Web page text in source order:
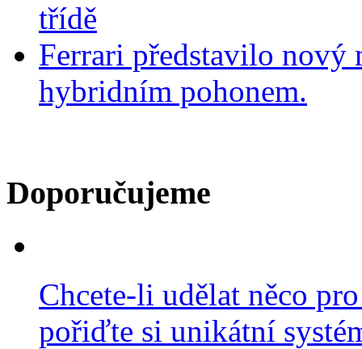
třídě
Ferrari představilo nový
hybridním pohonem.
Doporučujeme
Chcete-li udělat něco
pořiďte si unikátní